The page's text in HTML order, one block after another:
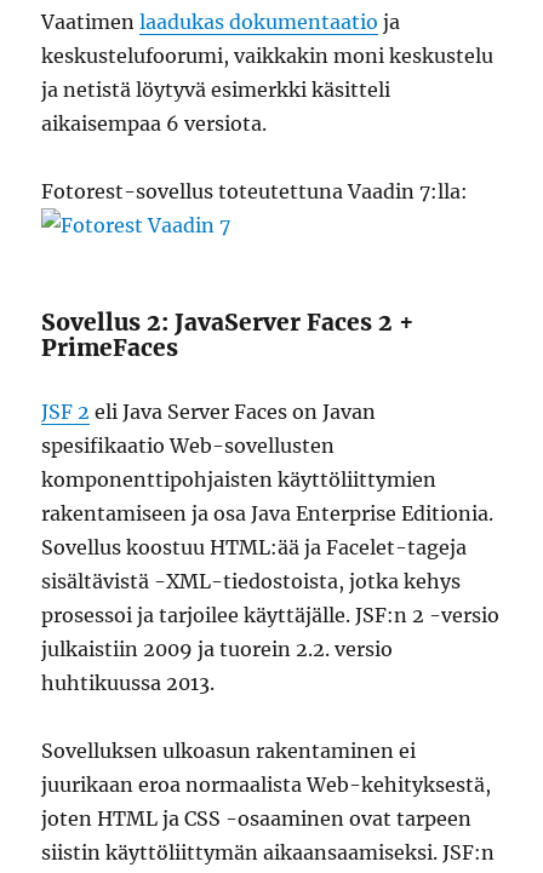
Vaatimenlaadukas dokumentaatio ja
keskustelufoorumi, vaikkakin moni keskustelu
ja netistä löytyvä esimerkki käsitteli
aikaisempaa 6 versiota.
Fotorest-sovellus toteutettuna Vaadin 7:lla:
Sovellus 2: JavaServer Faces 2 +
PrimeFaces
JSF 2 eli Java Server Faces on Javan
spesifikaatio Web-sovellusten
komponenttipohjaisten käyttöliittymien
rakentamiseen ja osa Java Enterprise Editionia.
Sovellus koostuu HTML:ää ja Facelet-tageja
sisältävistä -XML-tiedostoista, jotka kehys
prosessoi ja tarjoilee käyttäjälle. JSF:n 2 -versio
julkaistiin 2009 ja tuorein 2.2. versio
huhtikuussa 2013.
Sovelluksen ulkoasun rakentaminen ei
juurikaan eroa normaalista Web-kehityksestä,
joten HTML ja CSS -osaaminen ovat tarpeen
siistin käyttöliittymän aikaansaamiseksi. JSF:n